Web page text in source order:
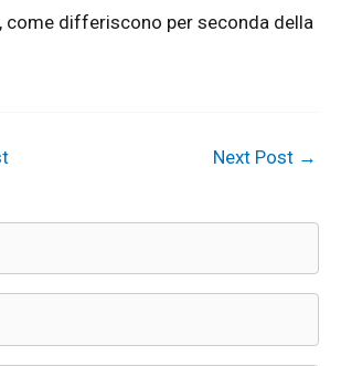
come differiscono per seconda della
Next Post →